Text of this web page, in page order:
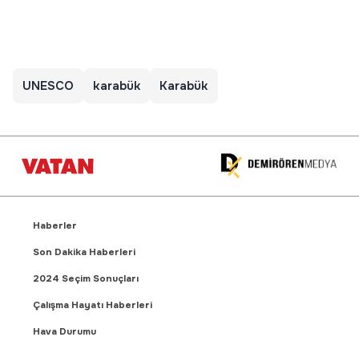
UNESCO karabük Karabük
Haberler
Son Dakika Haberleri
2024 Seçim Sonuçları
Çalışma Hayatı Haberleri
Hava Durumu